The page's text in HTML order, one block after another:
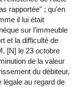
rapportée" ; qu'en
il lui était
sur l'immeuble
et la difficulté de
[N] le 23 octobre
de la valeur
du débiteur,
légale au regard de